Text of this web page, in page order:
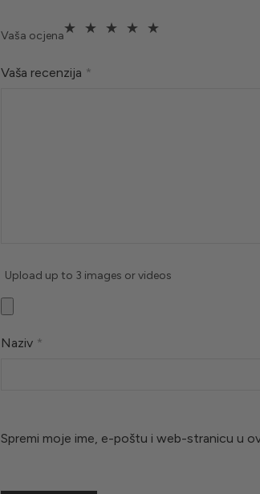
Vaša ocjena
Vaša recenzija *
Upload up to 3 images or videos
Naziv *
Spremi moje ime, e-poštu i web-stranicu u